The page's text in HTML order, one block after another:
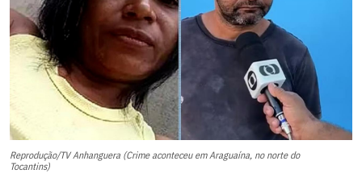
Reprodução/TV Anhanguera (Crime aconteceu em Araguaína, no norte do
Tocantins)